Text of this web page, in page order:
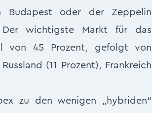
Budapest oder der Zeppelin
wichtigste Markt für das
von 45 Prozent, gefolgt von
(11 Prozent), Frankreich
zu den wenigen „hybriden“